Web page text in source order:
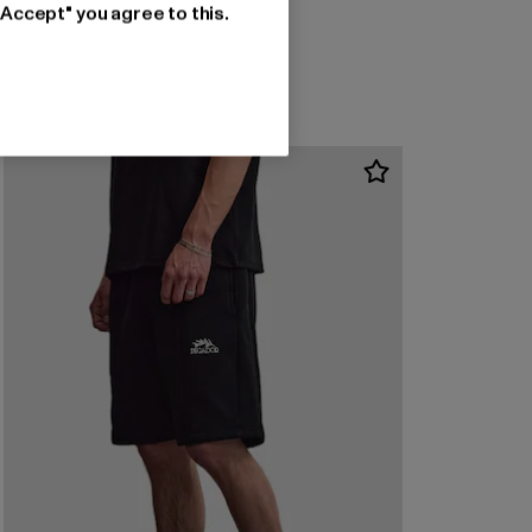
Riviera you agree to this.